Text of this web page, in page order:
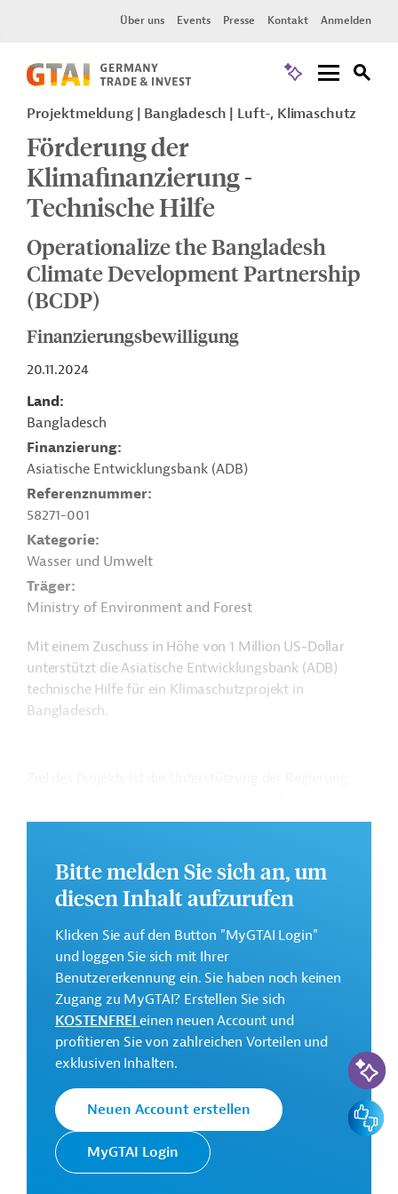
Über uns Events Presse Kontakt Anmelden
Projektmeldung Bangladesch Luft-, Klimaschutz
Förderung der
Klimafinanzierung -
Technische Hilfe
Operationalize the Bangladesh
Climate Development Partnership
(BCDP)
Finanzierungsbewilligung
20.11.2024
Land
Bangladesch
Finanzierung
Asiatische Entwicklungsbank (ADB)
Referenznummer
58271-001
Kategorie
Wasser und Umwelt
Träger
Ministry of Environment and Forest
Mit einem Zuschuss in Höhe von 1 Million US-Dollar
unterstützt die Asiatische Entwicklungsbank (ADB)
technische Hilfe für ein Klimaschutzprojekt in
Bangladesch.
Climate and Development Partnership, einer Plattform
Weitere Informationen zu dem Entwicklungsprojekt
finden Sie auf derWebseite der ADB
.
GTAI informiert über dieADB
: Schwerpunkte,
Regularien und praktische Hinweise zur
Geschäftsanbahnung.
Geberbeitrag:
1 Million US-Dollar (Zuschuss)
Kontaktadressen
Die ADB ist die wichtigste
Bitte melden Sie sich an, um
diesen Inhalt aufzurufen
Klicken Sie auf den Button "MyGTAI Login"
und loggen Sie sich mit Ihrer
Benutzererkennung ein. Sie haben noch keinen
Zugang zu MyGTAI? Erstellen Sie sich
KOSTENFREIeinen neuen Account und
profitieren Sie von zahlreichen Vorteilen und
exklusiven Inhalten.
Neuen Account erstellen
MyGTAI Login
KI-